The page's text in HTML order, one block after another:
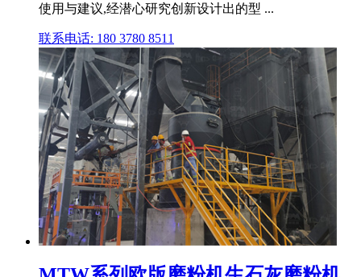
使用与建议,经潜心研究创新设计出的型 ...
联系电话: 180 3780 8511